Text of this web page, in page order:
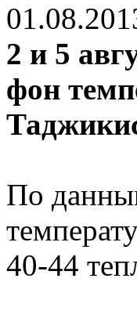
2 и 5
фон
По
40-44